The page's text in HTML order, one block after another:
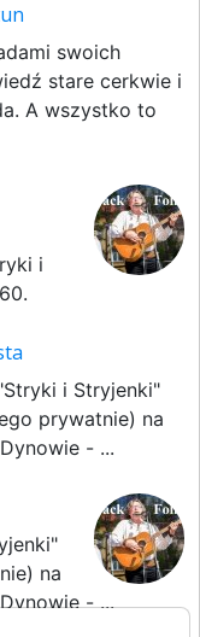
swoich
stare cerkwie i
A wszystko to
i
i Stryjenki"
prywatnie) na
- ...
na
- ...